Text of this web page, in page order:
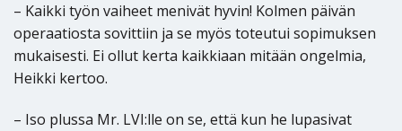
– Kaikki työn vaiheet menivät hyvin! Kolmen päivän
operaatiosta sovittiin ja se myös toteutui sopimuksen
mukaisesti. Ei ollut kerta kaikkiaan mitään ongelmia,
Heikki kertoo.
– Iso plussa Mr. LVI:lle on se, että kun he lupasivat